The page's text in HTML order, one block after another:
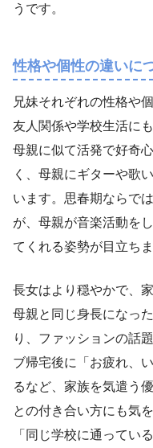
うです。
性格や個性の違いに
兄妹それぞれの性格や
友人関係や学校生活に
母親に似て活発で好奇
く、母親にギターや歌
います。思春期ならで
が、母親が音楽活動を
てくれる姿勢が目立ちま
長女はより穏やかで、
母親と同じ身長になっ
り、ファッションの話
ブ帰宅後に「お疲れ、
るなど、家族を気遣う
との付き合い方にも気
「同じ学校に通ってい